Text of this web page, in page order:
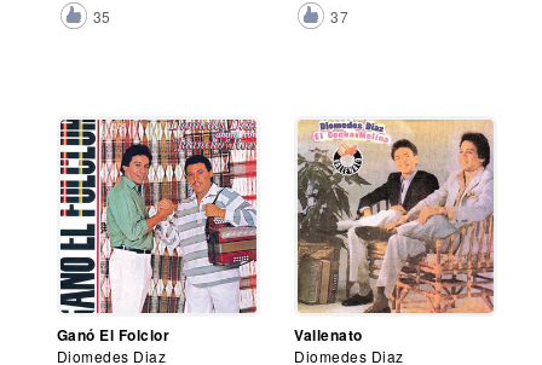
35
37
Ganó El Folclor
Diomedes Diaz
Vallenato
Diomedes Diaz